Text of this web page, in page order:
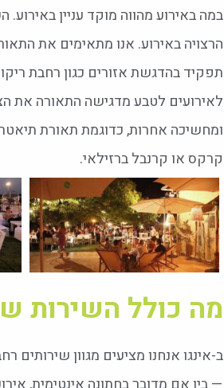
במה באירוע מהווה מוקד עניין באירוע.
הרצויה באירוע. אנו מתאימים את
תפקיד בהדגשת אזורים כגון רחבת
לאירועים לטבע מדגישה התאורה את
ומחשיכה אחרות, כדוגמת תאורת
קרקס או קרנבל ברזילאי.
מה כולל השירות
ב-אינגו אנחנו מציעים מגוון